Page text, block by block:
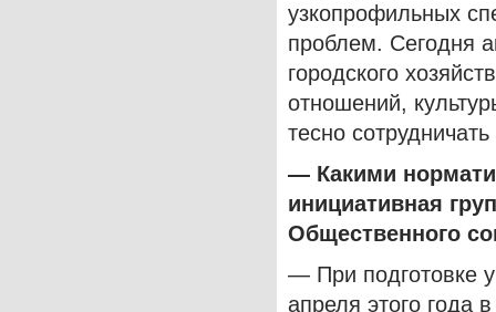
узкопрофильных
проблем. Сегодня
городского
отношений,
тесно
— Какими
инициативная
Общественного
— При подготовке
апреля этого года